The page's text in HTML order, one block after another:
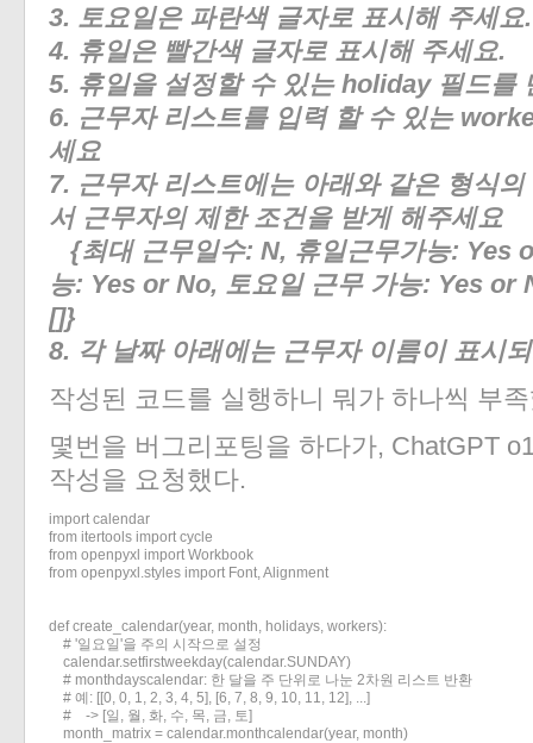
3. 토요일은 파란색 글자로 표시해 주세요.
4. 휴일은 빨간색 글자로 표시해 주세요.
5. 휴일을 설정할 수 있는 holiday 필드를
6. 근무자 리스트를 입력 할 수 있는
세요
7. 근무자 리스트에는 아래와 같은 형식
서 근무자의 제한 조건을 받게 해주세요
{최대 근무일수: N, 휴일근무가능: Yes
능: Yes or No, 토요일 근무 가능: Yes or
[]}
8. 각 날짜 아래에는 근무자 이름이 표시
작성된 코드를 실행하니 뭐가 하나씩 부
몇번을 버그리포팅을 하다가, ChatGPT
작성을 요청했다.
import calendar
from itertools import cycle
from openpyxl import Workbook
from openpyxl.styles import Font, Alignment
def create_calendar(year, month, holidays, workers):
    # '일요일'을 주의 시작으로 설정
    calendar.setfirstweekday(calendar.SUNDAY)
    # monthdayscalendar: 한 달을 주 단위로 나눈 2차원 리스트 반환
    # 예: [[0, 0, 1, 2, 3, 4, 5], [6, 7, 8, 9, 10, 11, 12], ...]
    #    -> [일, 월, 화, 수, 목, 금, 토]
    month_matrix = calendar.monthcalendar(year, month)